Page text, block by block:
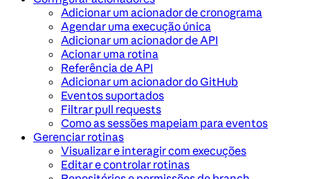
Adicionar um acionador de cronograma
Agendar uma execução única
Adicionar um acionador de API
Acionar uma rotina
Referência de API
Adicionar um acionador do GitHub
Eventos suportados
Filtrar pull requests
Como as sessões mapeiam para eventos
Gerenciar rotinas
Visualizar e interagir com execuções
Editar e controlar rotinas